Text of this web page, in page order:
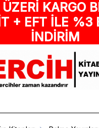
KARGO
+ EFT İLE %3
İNDİRİM